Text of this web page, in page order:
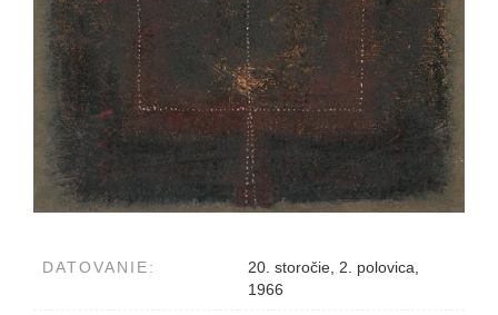
DATOVANIE:
20. storočie, 2. polovica,
1966